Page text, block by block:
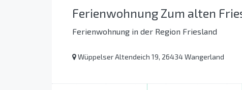
Ferienwohnung Zum alten
Ferienwohnung in der Region Friesland
Wüppelser Altendeich 19, 26434 Wangerland